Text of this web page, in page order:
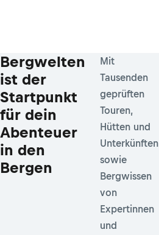
Bergwelten
ist der
Startpunkt
für dein
Abenteuer
in den
Bergen
Mit
Tausenden
geprüften
Touren,
Hütten und
Unterkünften
sowie
Bergwissen
von
Expertinnen
und